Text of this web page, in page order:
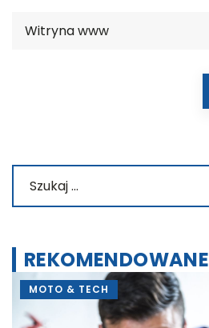
REKOMENDOWANE
MOTO & TECH